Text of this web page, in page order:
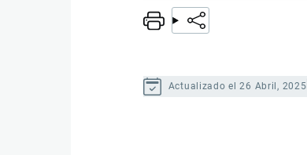
Actualizado el 26 Abril, 2025